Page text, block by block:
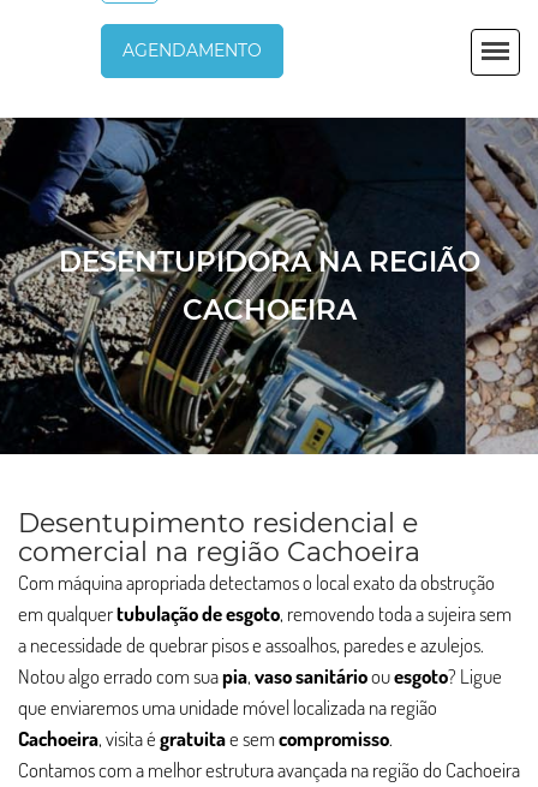
AGENDAMENTO
DESENTUPIDORA NA REGIÃO
CACHOEIRA
Desentupimento residencial e
comercial na região Cachoeira
Com máquina apropriada detectamos o local exato da obstrução
em qualquertubulação de esgoto, removendo toda a sujeira sem
a necessidade de quebrar pisos e assoalhos, paredes e azulejos.
Notou algo errado com suapia,vaso sanitárioouesgoto? Ligue
que enviaremos uma unidade móvel localizada na região
Cachoeira, visita égratuitae semcompromisso.
Contamos com a melhor estrutura avançada na região do Cachoeira